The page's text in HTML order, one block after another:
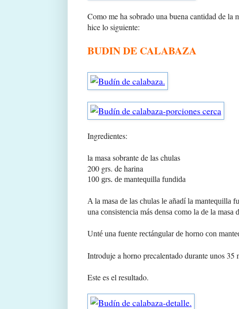
Como me ha sobrado una buena cantidad de
hice lo siguiente:
BUDIN DE CALABAZA
Ingredientes:
la masa sobrante de las chulas
200 grs. de harina
100 grs. de mantequilla fundida
A la masa de las chulas le añadí la mantequilla
una consistencia más densa como la de la masa
Unté una fuente rectángular de horno con
Introduje a horno precalentado durante unos 35
Este es el resultado.